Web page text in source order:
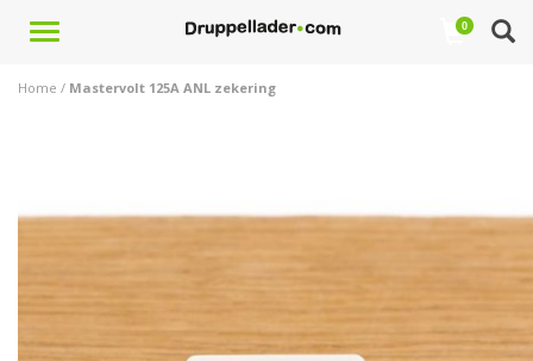
Toggle
0
Home / Mastervolt 125A ANL zekering